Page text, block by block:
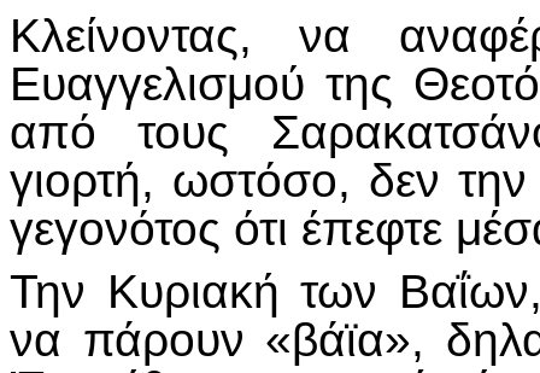
Κλείνοντας, να
Ευαγγελισμού της
από τους
γιορτή, ωστόσο, δεν την
γεγονότος ότι έπεφτε
Την Κυριακή των
να πάρουν «βάϊα»,